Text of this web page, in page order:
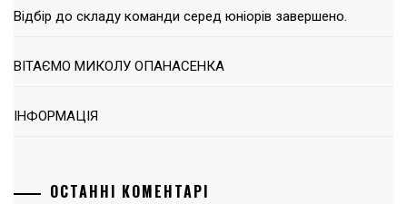
Відбір до складу команди серед юніорів завершено.
ВІТАЄМО МИКОЛУ ОПАНАСЕНКА
ІНФОРМАЦІЯ
ОСТАННІ КОМЕНТАРІ